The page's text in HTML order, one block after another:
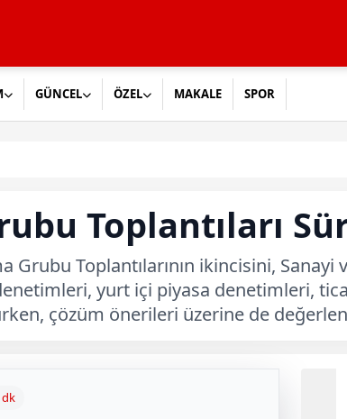
GÜNCEL ÖZEL MAKALE SPOR
Toplantıları
Toplantılarının ikincisini, Sanayi
yurt içi piyasa denetimleri,
çözüm önerileri üzerine de
dk